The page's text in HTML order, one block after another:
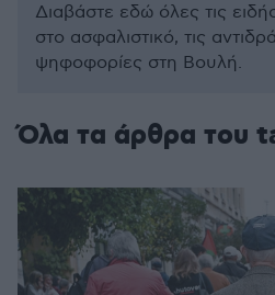
Διαβάστε εδώ όλες τις
στο ασφαλιστικό, τις
ψηφοφορίες στη Βουλή.
Όλα τα άρθρα του